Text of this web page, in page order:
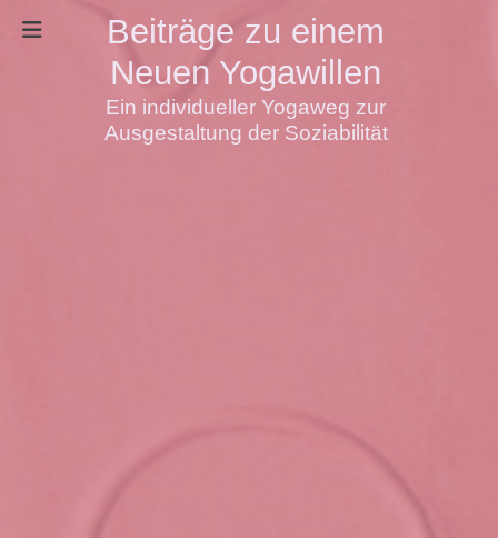
Beiträge zu einem
Neuen Yogawillen
Ein individueller Yogaweg zur
Ausgestaltung der Soziabilität